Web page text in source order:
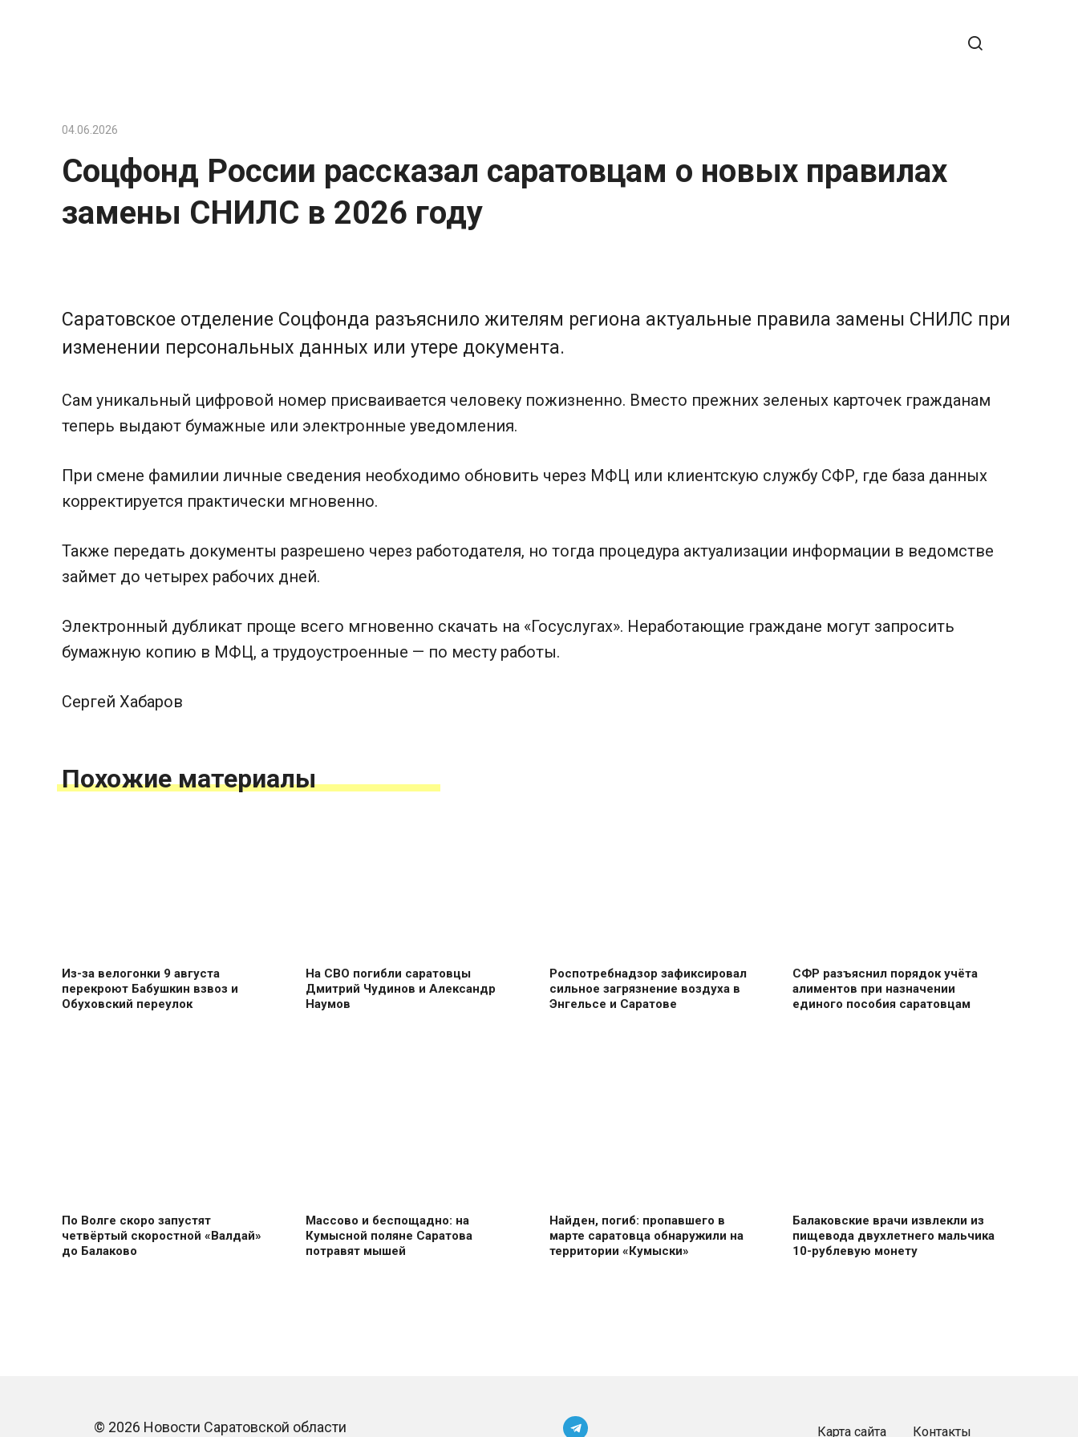
04.06.2026
Соцфонд России рассказал саратовцам о новых правилах
замены СНИЛС в 2026 году
Саратовское отделение Соцфонда разъяснило жителям региона актуальные правила замены СНИЛС при
изменении персональных данных или утере документа.
Сам уникальный цифровой номер присваивается человеку пожизненно. Вместо прежних зеленых карточек гражданам
теперь выдают бумажные или электронные уведомления.
При смене фамилии личные сведения необходимо обновить через МФЦ или клиентскую службу СФР, где база данных
корректируется практически мгновенно.
Также передать документы разрешено через работодателя, но тогда процедура актуализации информации в ведомстве
займет до четырех рабочих дней.
Электронный дубликат проще всего мгновенно скачать на «Госуслугах». Неработающие граждане могут запросить
бумажную копию в МФЦ, а трудоустроенные — по месту работы.
Сергей Хабаров
Похожие материалы
Из-за велогонки 9 августа
перекроют Бабушкин взвоз и
Обуховский переулок
На СВО погибли саратовцы
Дмитрий Чудинов и Александр
Наумов
Роспотребнадзор зафиксировал
сильное загрязнение воздуха в
Энгельсе и Саратове
СФР разъяснил порядок учёта
алиментов при назначении
единого пособия саратовцам
По Волге скоро запустят
четвёртый скоростной «Валдай»
до Балаково
Массово и беспощадно: на
Кумысной поляне Саратова
потравят мышей
Найден, погиб: пропавшего в
марте саратовца обнаружили на
территории «Кумыски»
Балаковские врачи извлекли из
пищевода двухлетнего мальчика
10-рублевую монету
© 2026 Новости Саратовской области Карта сайта Контакты